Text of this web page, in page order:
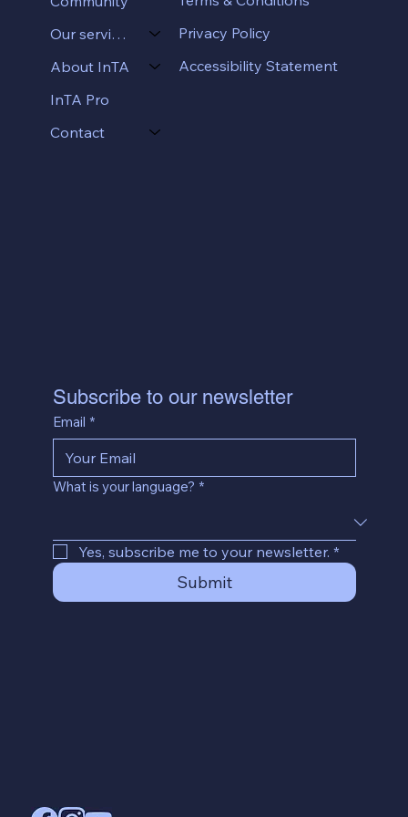
Subscribe to our newsletter
Email *
What is your language? *
Yes, subscribe me to your newsletter. *
Submit
Our services
About InTA
InTA Pro
Contact
Privacy Policy
Accessibility Statement